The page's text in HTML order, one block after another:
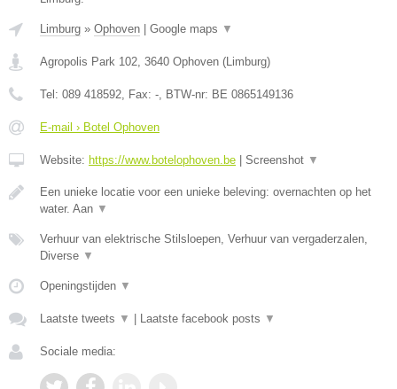
Limburg » Ophoven Google maps ▼
Agropolis Park 102, 3640 Ophoven (Limburg)
Tel: 089 418592, Fax: -, BTW-nr: BE 0865149136
E-mail › Botel Ophoven
Website: https://www.botelophoven.be Screenshot ▼
Een unieke locatie voor een unieke beleving: overnachten op het
water. Aan ▼
Verhuur van elektrische Stilsloepen, Verhuur van vergaderzalen,
Diverse ▼
Openingstijden ▼
Laatste tweets ▼ Laatste facebook posts ▼
Sociale media: